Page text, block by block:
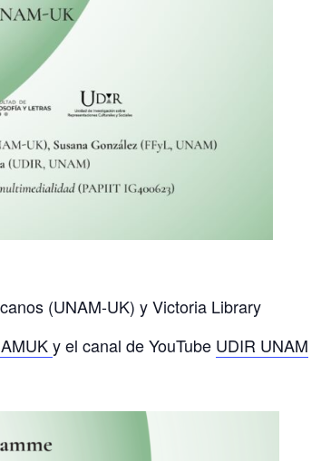
(UNAM-UK) y Victoria Library
y el canal de YouTube UDIR UNAM